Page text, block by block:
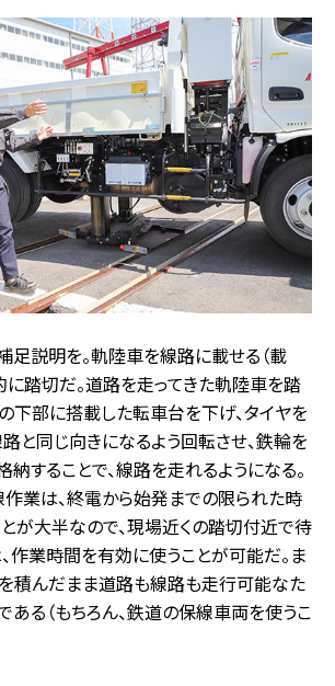
足説明を。軌陸車を線路に載せる（載
に踏切だ。道路を走ってきた軌陸車を踏
下部に搭載した転車台を下げ、タイヤを
と同じ向きになるよう回転させ、鉄輪を
納することで、線路を走れるようになる。
業は、終電から始発までの限られた時
が大半なので、現場近くの踏切付近で待
作業時間を有効に使うことが可能だ。ま
積んだまま道路も線路も走行可能なた
ある（もちろん、鉄道の保線車両を使うこ